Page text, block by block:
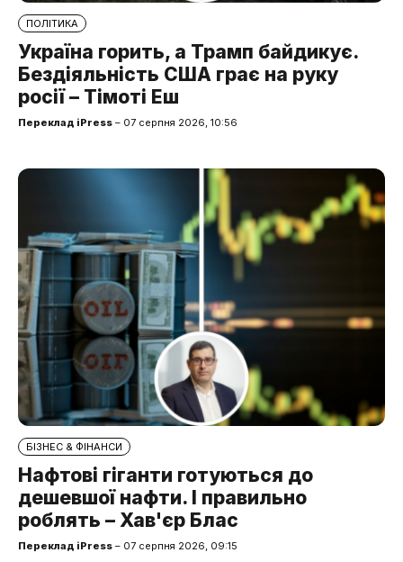
ПОЛІТИКА
Україна горить, а Трамп байдикує.
Бездіяльність США грає на руку
росії – Тімоті Еш
Переклад iPress – 07 серпня 2026, 10:56
БІЗНЕС & ФІНАНСИ
Нафтові гіганти готуються до
дешевшої нафти. І правильно
роблять – Хав'єр Блас
Переклад iPress – 07 серпня 2026, 09:15